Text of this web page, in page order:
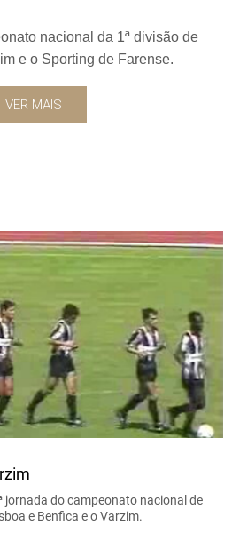
nacional da 1ª divisão de
e o Sporting de Farense.
VER MAIS
jornada do campeonato nacional de
e Benfica e o Varzim.